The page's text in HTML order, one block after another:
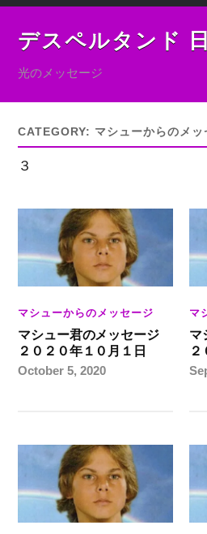
デスペルタンド
光のメッセージ
CATEGORY: マシューからのメッ
３
マシューからのメッセージ
マシュー君のメッセージ
２０２０年１０月１日
October 5, 2020
マ
マ